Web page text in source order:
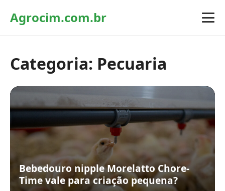
Agrocim.com.br
Categoria: Pecuaria
Bebedouro nipple Morelatto Chore-
Time vale para criação pequena?